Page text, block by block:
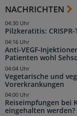
NACHRICHTEN
Pilzkeratitis:
04:30 Uhr
Anti-VEGF-
Patienten wohl
04:16 Uhr
Vegetarische und
Vorerkrankungen
04:04 Uhr
Reiseimpfungen bei
eingehalten werden?
04:00 Uhr